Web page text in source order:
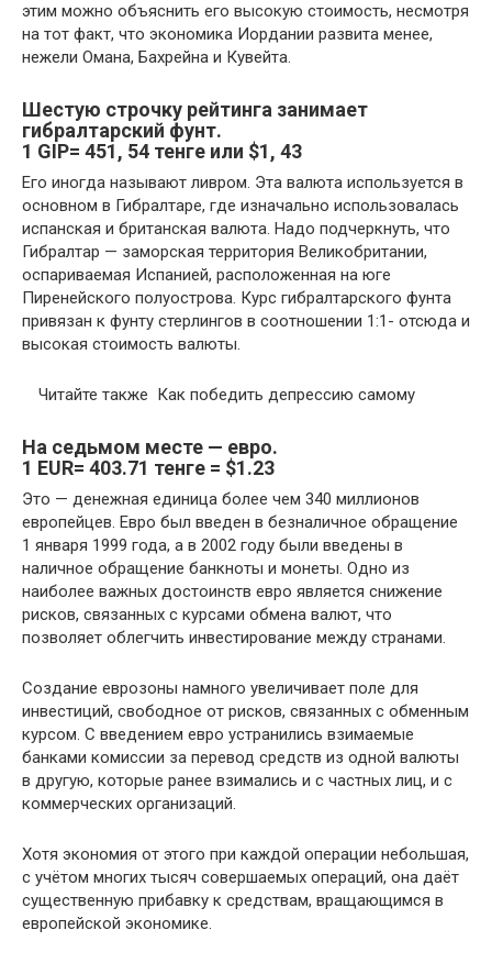
этим можно объяснить его высокую стоимость, несмотря
на тот факт, что экономика Иордании развита менее,
нежели Омана, Бахрейна и Кувейта.
Шестую строчку рейтинга занимает
гибралтарский фунт.
1 GIP= 451, 54 тенге или $1, 43
Его иногда называют ливром. Эта валюта используется в
основном в Гибралтаре, где изначально использовалась
испанская и британская валюта. Надо подчеркнуть, что
Гибралтар — заморская территория Великобритании,
оспариваемая Испанией, расположенная на юге
Пиренейского полуострова. Курс гибралтарского фунта
привязан к фунту стерлингов в соотношении 1:1- отсюда и
высокая стоимость валюты.
Читайте также Как победить депрессию самому
На седьмом месте — евро.
1 EUR= 403.71 тенге = $1.23
Это — денежная единица более чем 340 миллионов
европейцев. Евро был введен в безналичное обращение
1 января 1999 года, а в 2002 году были введены в
наличное обращение банкноты и монеты. Одно из
наиболее важных достоинств евро является снижение
рисков, связанных с курсами обмена валют, что
позволяет облегчить инвестирование между странами.
Создание еврозоны намного увеличивает поле для
инвестиций, свободное от рисков, связанных с обменным
курсом. С введением евро устранились взимаемые
банками комиссии за перевод средств из одной валюты
в другую, которые ранее взимались и с частных лиц, и с
коммерческих организаций.
Хотя экономия от этого при каждой операции небольшая,
с учётом многих тысяч совершаемых операций, она даёт
существенную прибавку к средствам, вращающимся в
европейской экономике.